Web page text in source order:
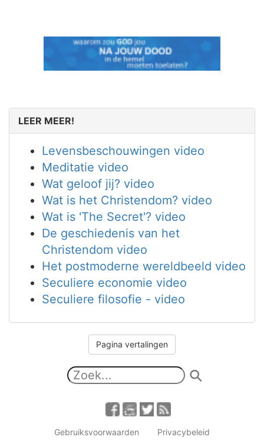
LEER MEER!
Levensbeschouwingen video
Meditatie video
Wat geloof jij? video
Wat is het Christendom? video
Wat is 'The Secret'? video
De geschiedenis van het
Christendom video
Het postmoderne wereldbeeld video
Seculiere economie video
Seculiere filosofie - video
Pagina vertalingen
Gebruiksvoorwaarden Privacybeleid